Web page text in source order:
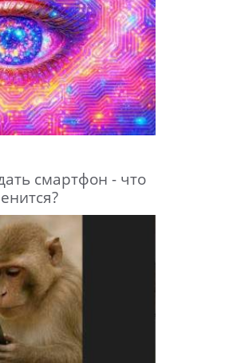
смартфон - что